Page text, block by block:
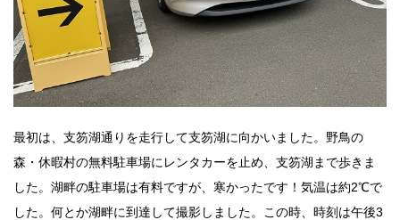
最初は、支笏湖通りを走行して支笏湖に向かいました。野鳥の
森・休暇村の無料駐車場にレンタカーを止め、支笏湖まで歩きま
した。湖畔の駐車場は有料ですが、寒かったです！気温は約2℃で
した。何とか湖畔に到達して撮影しました。この時、時刻は午後3